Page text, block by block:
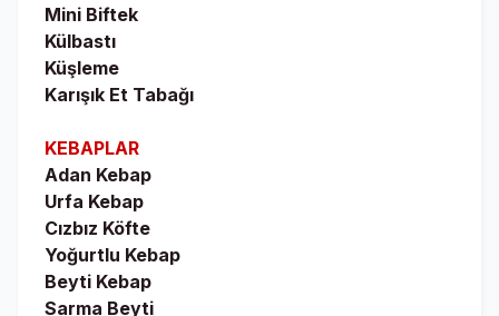
Mini Biftek
Külbastı
Küşleme
Karışık Et Tabağı
KEBAPLAR
Adan Kebap
Urfa Kebap
Cızbız Köfte
Yoğurtlu Kebap
Beyti Kebap
Sarma Beyti